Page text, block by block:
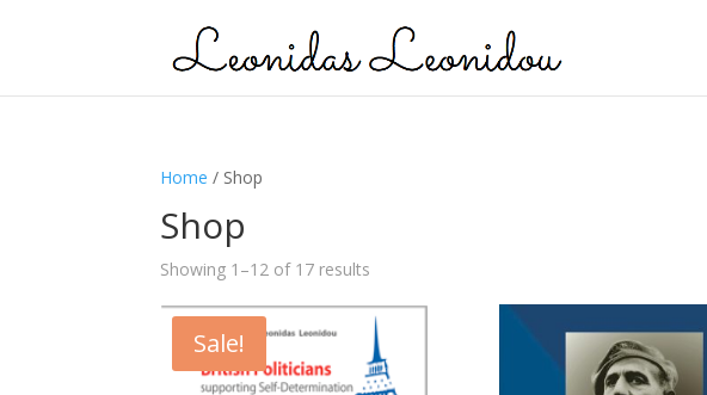
Home / Shop
Shop
Showing 1–12 of 17 results
Sale!